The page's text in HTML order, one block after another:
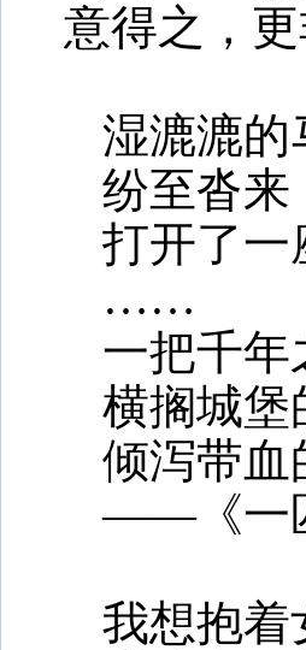
意得之，
湿漉漉的
纷至沓来
打开了一
……
一把千年
横搁城堡
倾泻带血
——《一
我想抱着